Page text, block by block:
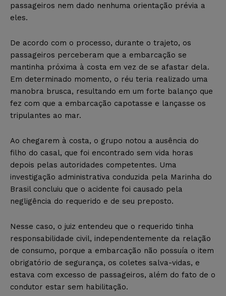
passageiros nem dado nenhuma orientação prévia a
eles.
De acordo com o processo, durante o trajeto, os
passageiros perceberam que a embarcação se
mantinha próxima à costa em vez de se afastar dela.
Em determinado momento, o réu teria realizado uma
manobra brusca, resultando em um forte balanço que
fez com que a embarcação capotasse e lançasse os
tripulantes ao mar.
Ao chegarem à costa, o grupo notou a ausência do
filho do casal, que foi encontrado sem vida horas
depois pelas autoridades competentes. Uma
investigação administrativa conduzida pela Marinha do
Brasil concluiu que o acidente foi causado pela
negligência do requerido e de seu preposto.
Nesse caso, o juiz entendeu que o requerido tinha
responsabilidade civil, independentemente da relação
de consumo, porque a embarcação não possuía o item
obrigatório de segurança, os coletes salva-vidas, e
estava com excesso de passageiros, além do fato de o
condutor estar sem habilitação.